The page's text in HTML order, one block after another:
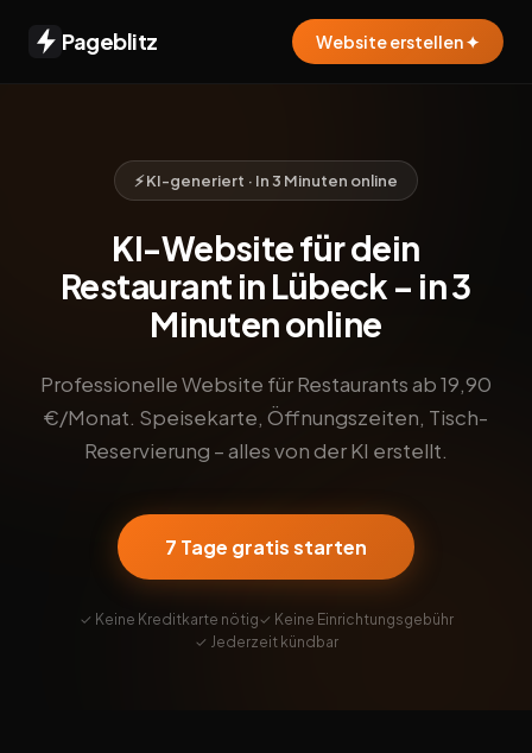
Pageblitz Website erstellen ✦
⚡ KI-generiert · In 3 Minuten online
KI-Website für dein
Restaurant in Lübeck – in 3
Minuten online
Professionelle Website für Restaurants ab 19,90
€/Monat. Speisekarte, Öffnungszeiten, Tisch-
Reservierung – alles von der KI erstellt.
7 Tage gratis starten
✓ Keine Kreditkarte nötig✓ Keine Einrichtungsgebühr
✓ Jederzeit kündbar